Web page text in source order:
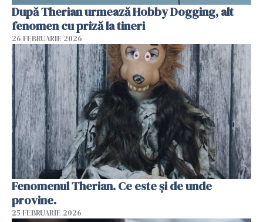
După Therian urmează Hobby Dogging, alt
fenomen cu priză la tineri
26 FEBRUARIE 2026
Fenomenul Therian. Ce este și de unde
provine.
25 FEBRUARIE 2026